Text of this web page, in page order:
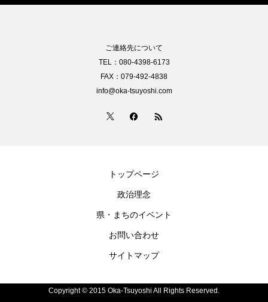
ご連絡先について
TEL：080-4398-6173
FAX：079-492-4838
info@oka-tsuyoshi.com
トップページ
政治理念
県・まちのイベント
お問い合わせ
サイトマップ
Copyright © 2015 Oka-Tsuyoshi All Rights Reserved.